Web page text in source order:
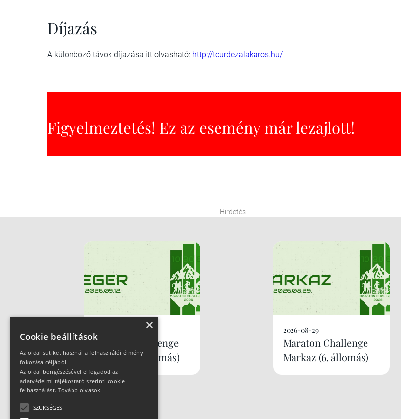
Díjazás
A különböző távok díjazása itt olvasható: http://tourdezalakaros.hu/
Figyelmeztetés! Ez az esemény már lezajlott!
Hirdetés
Maraton Challenge
Eger (záró állomás)
2026-08-29
Maraton Challenge
Markaz (6. állomás)
×
Cookie beállítások
Az oldal sütiket használ a felhasználói élmény
fokozása céljából.
Az oldal böngészésével elfogadod az
adatvédelmi tájékoztató szerinti cookie
felhasználást. Tovább olvasok
SZÜKSÉGES